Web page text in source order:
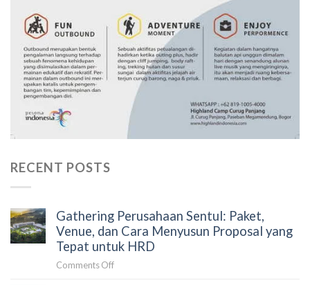
RECENT POSTS
Gathering Perusahaan Sentul: Paket,
Venue, dan Cara Menyusun Proposal yang
Tepat untuk HRD
Comments Offon